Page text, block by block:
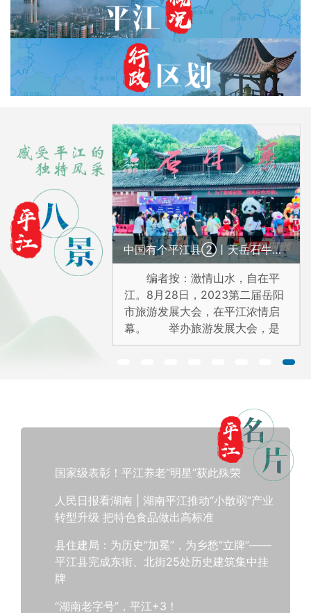
角山
素有登高祈
中国有个平江县②丨天岳石牛寨：天下第一寨
编者按：激情山水，自在平
江。8月28日，2023第二届岳阳
市旅游发展大会，在平江浓情启
幕。 举办旅游发展大会，是
深入学习贯彻党的二十大精神，
国家级表彰！平江养老“明星”获此殊荣
人民日报看湖南 | 湖南平江推动“小散弱”产业
转型升级 把特色食品做出高标准
县住建局：为历史“加冕”，为乡愁“立牌”——
平江县完成东街、北街25处历史建筑集中挂
牌
“湖南老字号”，平江+3！